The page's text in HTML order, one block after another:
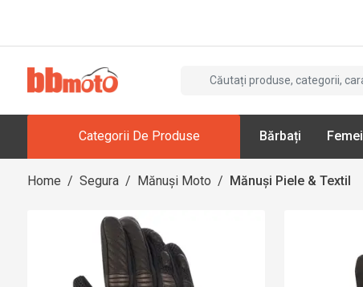
Categorii De Produse Bărbați Femei
Home / Segura / Mănuși Moto / Mănuși Piele & Textil